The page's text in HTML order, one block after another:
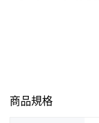
商品規格